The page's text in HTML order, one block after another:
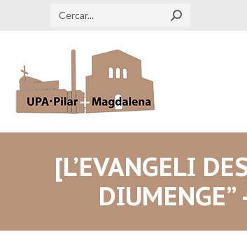
Search:
[L’EVANGELI